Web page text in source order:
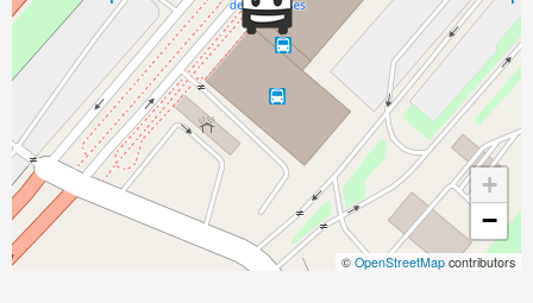
+
−
© OpenStreetMap contributors